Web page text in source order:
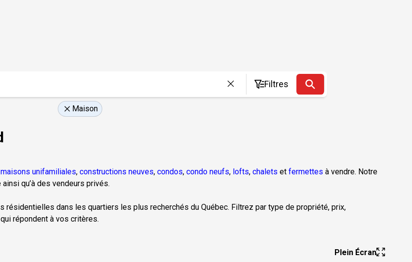
Filtres
Maison
maisons unifamiliales, constructions neuves, condos, condo neufs, lofts, chalets et fermettes à vendre. Notre
qu’à des vendeurs privés.
dans les quartiers les plus recherchés du Québec. Filtrez par type de propriété, prix,
répondent à vos critères.
Plein Écran